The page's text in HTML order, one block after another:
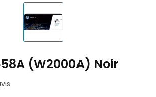
(W2000A) Noir